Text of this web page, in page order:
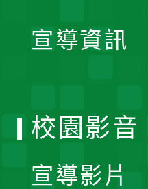
宣導資訊
校園影音
宣導影片